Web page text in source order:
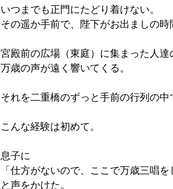
いつまでも正門にたどり着けない。
その遥か手前で、陛下がお出ましの時
宮殿前の広場（東庭）に集まった人達
万歳の声が遠く響いてくる。
それを二重橋のずっと手前の行列の中
こんな経験は初めて。
息子に
「仕方がないので、ここで万歳三唱を
と声をかけた。